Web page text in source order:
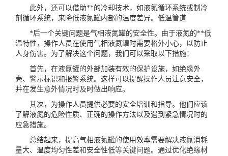
此外，还可以借助**的冷却技术，如液氮循环系统或制冷
剂循环系统，来降低液氮罐内部的温度差异。 低温管道
*后一个关键问题是气相液氮罐的安全性。由于液氮的**低
温特性，操作人员在使用气相液氮罐时需要格外小心，以防止
人身伤害。为了解决这个问题，我们可以采取以下措施：
首先，在液氮罐的外部加装有效的保护设施，如绝缘外
壳、警示标识和报警系统。这样可以提醒操作人员注意安全，
并在发生意外情况时及时做出响应。
其次，为操作人员提供必要的安全培训和指导。他们应该
了解液氮的危险性质、正确的操作方法以及遇到紧急情况时的
应急措施。
总结起来，提高气相液氮罐的使用效率需要解决液氮消耗
量大、温度均匀性差和安全性低等关键问题。通过优化绝缘材